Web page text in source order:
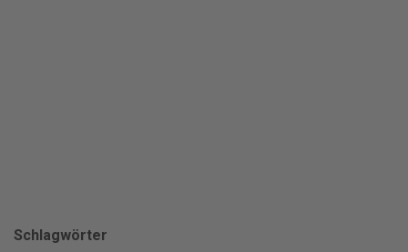
Schlagwörter